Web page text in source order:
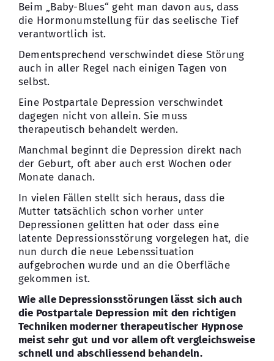
Beim „Baby-Blues“ geht man davon aus, dass
die Hormonumstellung für das seelische Tief
verantwortlich ist.
Dementsprechend verschwindet diese Störung
auch in aller Regel nach einigen Tagen von
selbst.
Eine Postpartale Depression verschwindet
dagegen nicht von allein. Sie muss
therapeutisch behandelt werden.
Manchmal beginnt die Depression direkt nach
der Geburt, oft aber auch erst Wochen oder
Monate danach.
In vielen Fällen stellt sich heraus, dass die
Mutter tatsächlich schon vorher unter
Depressionen gelitten hat oder dass eine
latente Depressionsstörung vorgelegen hat, die
nun durch die neue Lebenssituation
aufgebrochen wurde und an die Oberfläche
gekommen ist.
Wie alle Depressionsstörungen lässt sich auch
die Postpartale Depression mit den richtigen
Techniken moderner therapeutischer Hypnose
meist sehr gut und vor allem oft vergleichsweise
schnell und abschliessend behandeln.